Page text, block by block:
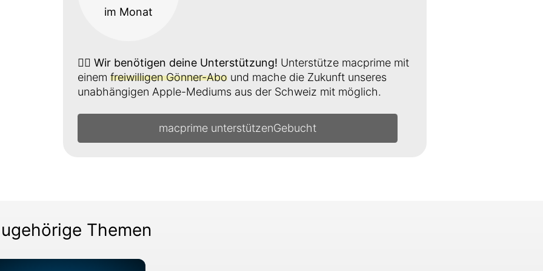
im Monat
👉🏼 Wir benötigen deine Unterstützung! Unterstütze macprime mit
einem freiwilligen Gönner-Abound mache die Zukunft unseres
unabhängigen Apple-Mediums aus der Schweiz mit möglich.
macprime unterstützen
Themen